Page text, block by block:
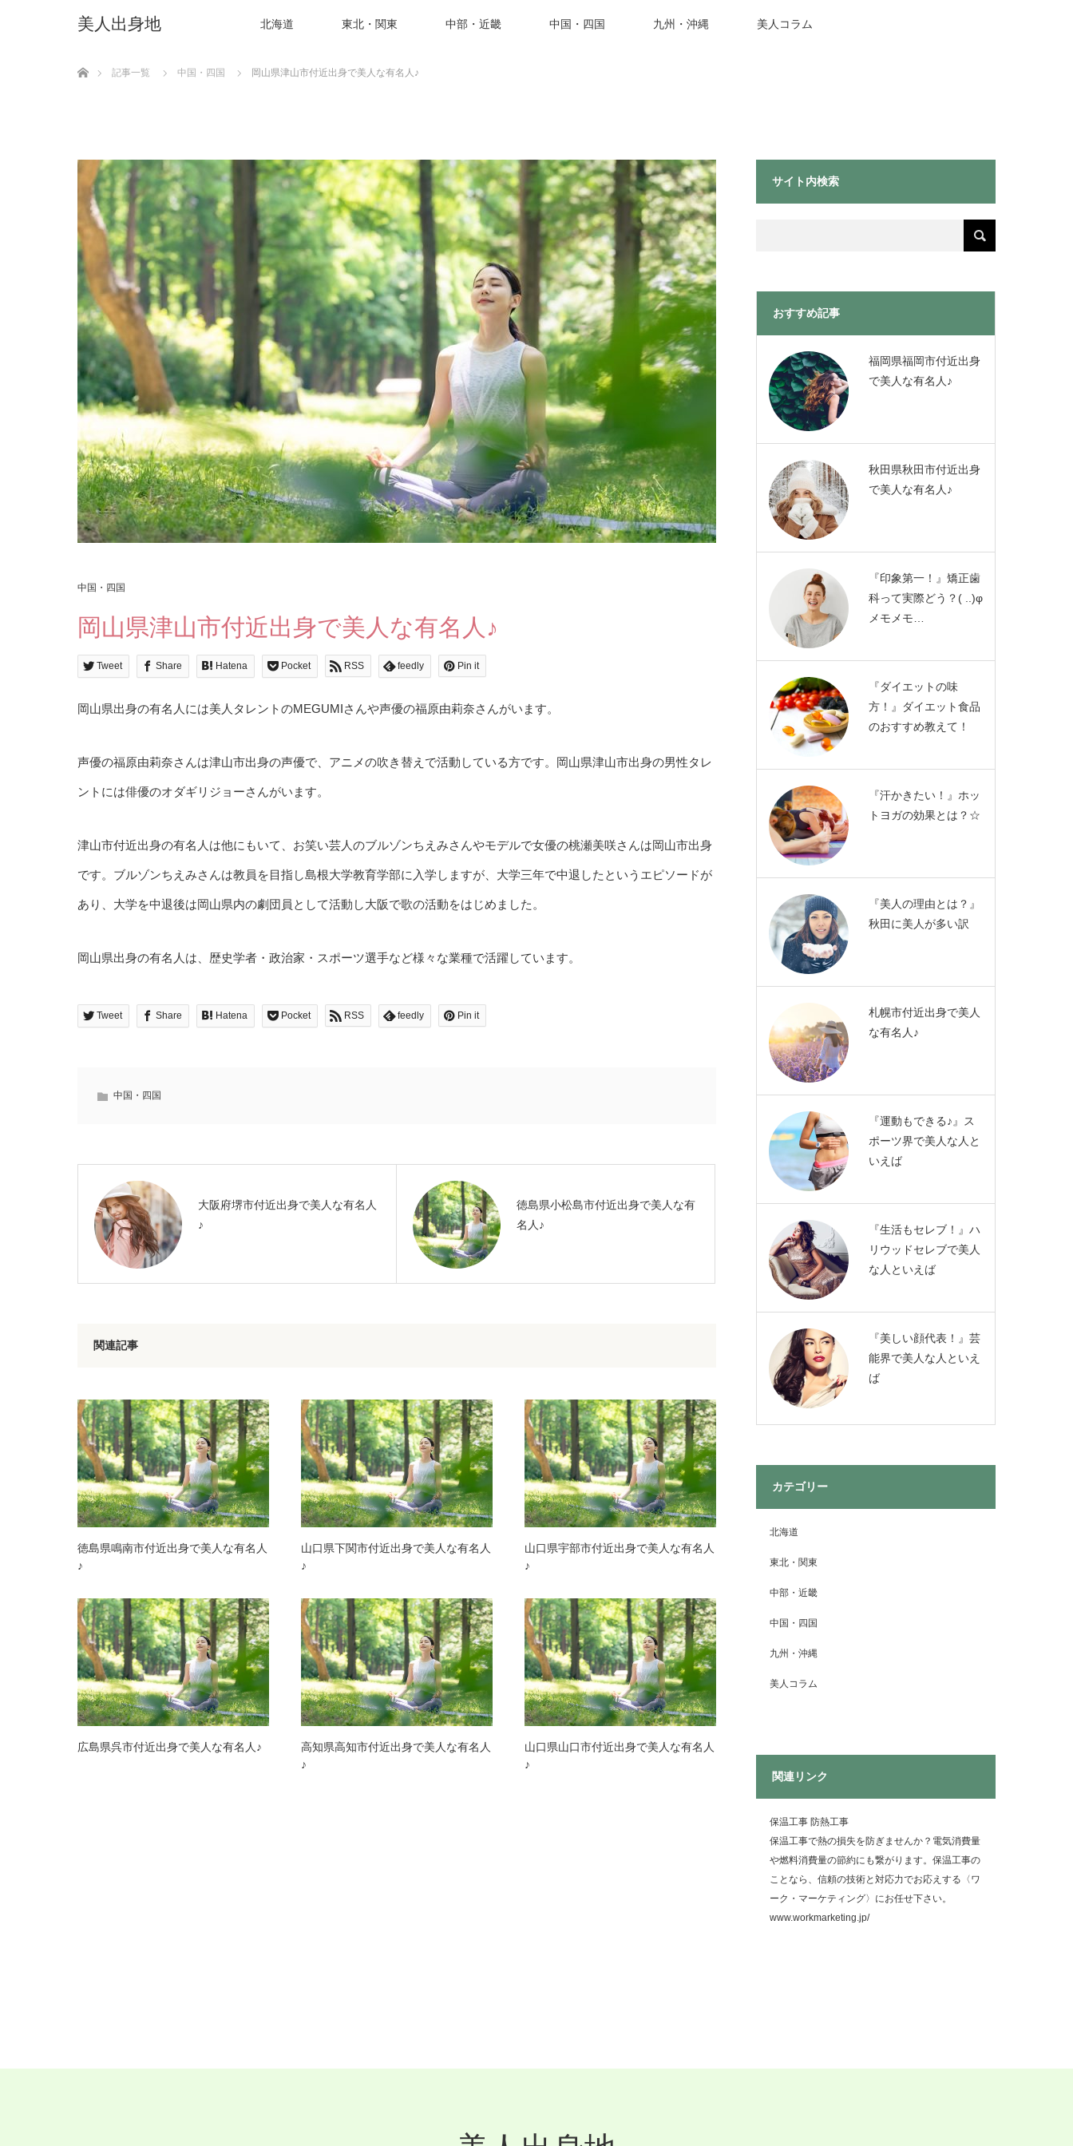
美人出身地 北海道 東北・関東 中部・近畿 中国・四国 九州・沖縄 美人コラム
記事一覧
中国・四国 岡山県津山市付近出身で美人な有名人♪
中国・四国
岡山県津山市付近出身で美人な有名人♪
Tweet Share Hatena Pocket RSS feedly Pin it
岡山県出身の有名人には美人タレントのMEGUMIさんや声優の福原由莉奈さんがいます。
声優の福原由莉奈さんは津山市出身の声優で、アニメの吹き替えで活動している方です。岡山県津山市出身の男性タレ
ントには俳優のオダギリジョーさんがいます。
津山市付近出身の有名人は他にもいて、お笑い芸人のブルゾンちえみさんやモデルで女優の桃瀬美咲さんは岡山市出身
です。ブルゾンちえみさんは教員を目指し島根大学教育学部に入学しますが、大学三年で中退したというエピソードが
あり、大学を中退後は岡山県内の劇団員として活動し大阪で歌の活動をはじめました。
岡山県出身の有名人は、歴史学者・政治家・スポーツ選手など様々な業種で活躍しています。
Tweet Share Hatena Pocket RSS feedly Pin it
中国・四国
大阪府堺市付近出身で美人な有名人
♪
徳島県小松島市付近出身で美人な有
名人♪
関連記事
徳島県鳴南市付近出身で美人な有名人
♪
山口県下関市付近出身で美人な有名人
♪
山口県宇部市付近出身で美人な有名人
♪
広島県呉市付近出身で美人な有名人♪
高知県高知市付近出身で美人な有名人
♪
山口県山口市付近出身で美人な有名人
♪
サイト内検索
おすすめ記事
福岡県福岡市付近出身
で美人な有名人♪
秋田県秋田市付近出身
で美人な有名人♪
『印象第一！』矯正歯
科って実際どう？( ..)φ
メモメモ…
『ダイエットの味
方！』ダイエット食品
のおすすめ教えて！
『汗かきたい！』ホッ
トヨガの効果とは？☆
『美人の理由とは？』
秋田に美人が多い訳
札幌市付近出身で美人
な有名人♪
『運動もできる♪』ス
ポーツ界で美人な人と
いえば
『生活もセレブ！』ハ
リウッドセレブで美人
な人といえば
『美しい顔代表！』芸
能界で美人な人といえ
ば
カテゴリー
北海道
東北・関東
中部・近畿
中国・四国
九州・沖縄
美人コラム
関連リンク
保温工事 防熱工事
保温工事で熱の損失を防ぎませんか？電気消費量
や燃料消費量の節約にも繋がります。保温工事の
ことなら、信頼の技術と対応力でお応えする〈ワ
ーク・マーケティング〉にお任せ下さい。
www.workmarketing.jp/